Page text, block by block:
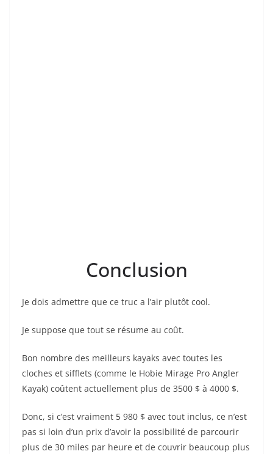
Conclusion
Je dois admettre que ce truc a l’air plutôt cool.
Je suppose que tout se résume au coût.
Bon nombre des meilleurs kayaks avec toutes les
cloches et sifflets (comme le Hobie Mirage Pro Angler
Kayak) coûtent actuellement plus de 3500 $ à 4000 $.
Donc, si c’est vraiment 5 980 $ avec tout inclus, ce n’est
pas si loin d’un prix d’avoir la possibilité de parcourir
plus de 30 miles par heure et de couvrir beaucoup plus